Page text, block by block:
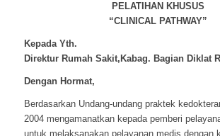
PELATIHAN KHUSUS
“CLINICAL PATHWAY”
Kepada Yth.
Direktur Rumah Sakit,Kabag. Bagian Diklat
Dengan Hormat,
Berdasarkan Undang-undang praktek
2004 mengamanatkan kepada pemberi
untuk melaksanakan pelayanan medis dengan